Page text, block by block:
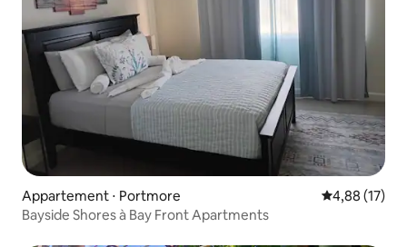
Appartement ⋅ Portmore Évaluation
4,88 (17)
Bayside Shores à Bay Front Apartments